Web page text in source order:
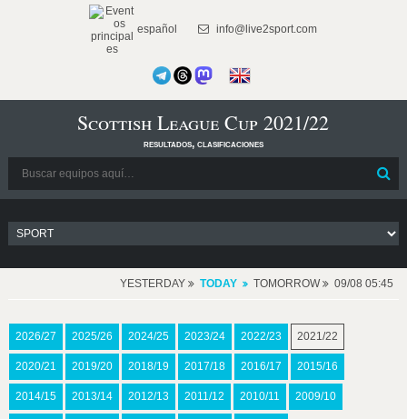
español info@live2sport.com
Scottish League Cup 2021/22
resultados, clasificaciones
YESTERDAY TODAY TOMORROW 09/08 05:45
2026/27 2025/26 2024/25 2023/24 2022/23 2021/22
2020/21 2019/20 2018/19 2017/18 2016/17 2015/16
2014/15 2013/14 2012/13 2011/12 2010/11 2009/10